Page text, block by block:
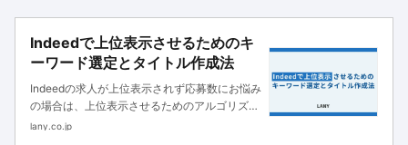
Indeedで上位表示させるためのキ
ーワード選定とタイトル作成法
Indeedの求人が上位表示されず応募数にお悩み
の場合は、上位表示させるためのアルゴリズム
の理解や無料でも効果的なキーワード選定、求
lany.co.jp